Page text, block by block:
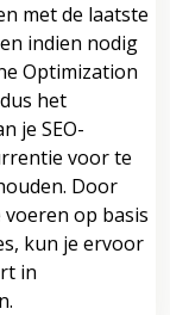
met de laatste
indien nodig
Optimization
het
je SEO-
voor te
Door
op basis
kun je ervoor
in